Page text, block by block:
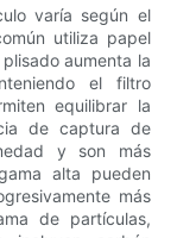
varía según el
utiliza papel
aumenta la
el filtro
equilibrar la
de captura de
y son más
alta pueden
más
de partículas,